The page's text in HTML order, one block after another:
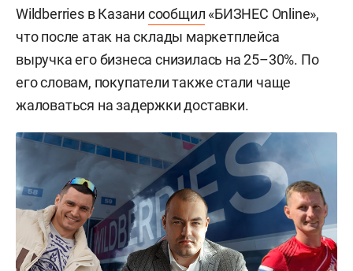
Wildberries в Казани сообщил «БИЗНЕС Online»,
что после атак на склады маркетплейса
выручка его бизнеса снизилась на 25–30%. По
его словам, покупатели также стали чаще
жаловаться на задержки доставки.